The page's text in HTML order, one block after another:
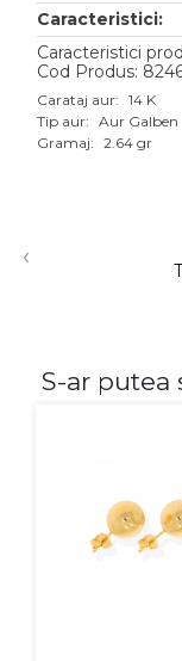
Aur alb
Aur roz
Aur mixt
18K
Caracteristici:
Caracteristici
Cod Produs:
Carataj aur: 14 K
Tip aur: Aur Galben
Gramaj: 2.64 gr
‹
S-ar putea